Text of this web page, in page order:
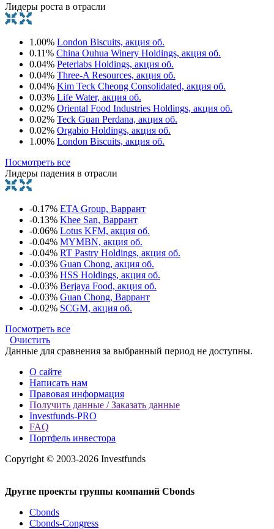
Лидеры роста в отрасли
1.00% London Biscuits, акция об.
0.11% China Ouhua Winery Holdings, акция об.
0.04% Peterlabs Holdings, акция об.
0.04% Three-A Resources, акция об.
0.04% Kim Teck Cheong Consolidated, акция об.
0.03% Life Water, акция об.
0.02% Oriental Food Industries Holdings, акция об.
0.02% Teck Guan Perdana, акция об.
0.02% Orgabio Holdings, акция об.
1.00% London Biscuits, акция об.
Посмотреть все
Лидеры падения в отрасли
-0.17% ETA Group, Варрант
-0.13% Khee San, Варрант
-0.06% Lotus KFM, акция об.
-0.04% MYMBN, акция об.
-0.04% RT Pastry Holdings, акция об.
-0.03% Guan Chong, акция об.
-0.03% HSS Holdings, акция об.
-0.03% Berjaya Food, акция об.
-0.03% Guan Chong, Варрант
-0.02% SCGM, акция об.
Посмотреть все
Очистить
Данные для сравнения за выбранный период не доступны.
О сайте
Написать нам
Правовая информация
Получить данные / Заказать данные
Investfunds-PRO
FAQ
Портфель инвестора
Copyright © 2003-2026 Investfunds
Другие проекты группы компаний Cbonds
Cbonds
Cbonds-Congress